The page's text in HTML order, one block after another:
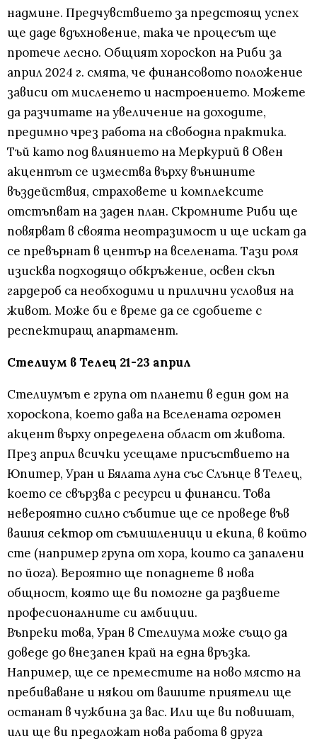
надмине. Предчувствието за предстоящ успех
ще даде вдъхновение, така че процесът ще
протече лесно. Общият хороскоп на Риби за
април 2024 г. смята, че финансовото положение
зависи от мисленето и настроението. Можете
да разчитате на увеличение на доходите,
предимно чрез работа на свободна практика.
Тъй като под влиянието на Меркурий в Овен
акцентът се измества върху външните
въздействия, страховете и комплексите
отстъпват на заден план. Скромните Риби ще
повярват в своята неотразимост и ще искат да
се превърнат в център на вселената. Тази роля
изисква подходящо обкръжение, освен скъп
гардероб са необходими и прилични условия на
живот. Може би е време да се сдобиете с
респектиращ апартамент.
Стелиум в Телец 21-23 април
Стелиумът е група от планети в един дом на
хороскопа, което дава на Вселената огромен
акцент върху определена област от живота.
През април всички усещаме присъствието на
Юпитер, Уран и Бялата луна със Слънце в Телец,
което се свързва с ресурси и финанси. Това
невероятно силно събитие ще се проведе във
вашия сектор от съмишленици и екипа, в който
сте (например група от хора, които са запалени
по йога). Вероятно ще попаднете в нова
общност, която ще ви помогне да развиете
професионалните си амбиции.
Въпреки това, Уран в Стелиума може също да
доведе до внезапен край на една връзка.
Например, ще се преместите на ново място на
пребиваване и някои от вашите приятели ще
останат в чужбина за вас. Или ще ви повишат,
или ще ви предложат нова работа в друга